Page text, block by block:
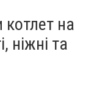
котлет на
ніжні та